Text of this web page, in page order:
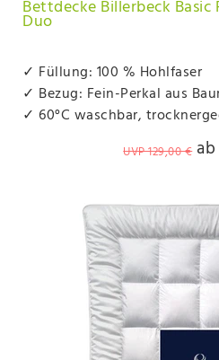
Bettdecke Billerbeck Basic
Duo
✓ Füllung: 100 % Hohlfaser
✓ Bezug: Fein-Perkal aus
✓ 60°C waschbar,
UVP 129,00 €